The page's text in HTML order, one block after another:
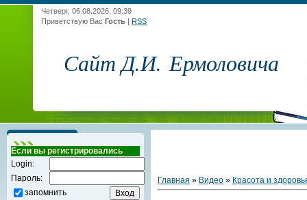
Четверг, 06.08.2026, 09:39
Приветствую Вас Гость | RSS
Сайт Д.И. Ермоловича
Если вы регистрировались
Login:
Пароль:
запомнить
Главная » Видео » Красота и